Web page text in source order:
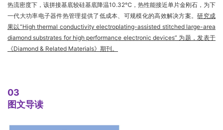
热流密度下，该拼接基底较硅基底降温10.32℃，热性能接近单片金刚石，为下
一代大功率电子器件热管理提供了低成本、可规模化的高效解决方案。研究成
果以“High thermal conductivity electroplating-assisted stitched large-area
diamond substrates for high performance electronic devices” 为题，发表于
《Diamond & Related Materials》期刊。
03
图文导读